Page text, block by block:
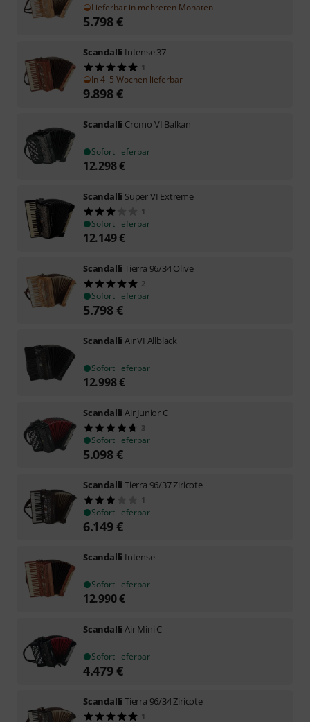
Lieferbar in mehreren Monaten
5.798€
Scandalli Intense 37
1
In 4–5 Wochen lieferbar
9.898€
Scandalli Cromo VI Balkan
Sofort lieferbar
12.298€
Scandalli Super VI Extreme
1
Sofort lieferbar
12.149€
Scandalli Tierra 96/34 Olive
2
Sofort lieferbar
5.798€
Scandalli Air VI Allblack
Sofort lieferbar
12.998€
Scandalli Air Junior C
3
Sofort lieferbar
5.098€
Scandalli Tierra 96/37 Ziricote
1
Sofort lieferbar
6.149€
Scandalli Intense
Sofort lieferbar
12.990€
Scandalli Air Mini C
Sofort lieferbar
4.479€
Scandalli Tierra 96/34 Ziricote
1